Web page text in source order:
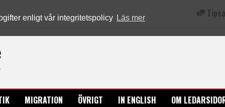
enligt vår integritetspolicy Läs mer
MIGRATION ÖVRIGT IN ENGLISH OM